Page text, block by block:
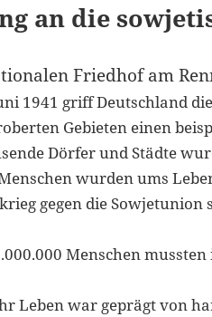
an die
Friedhof am
1941 griff Deutschland
Gebieten einen
Dörfer und Städte
wurden ums
gegen die Sowjetunion
Menschen
Leben war geprägt von